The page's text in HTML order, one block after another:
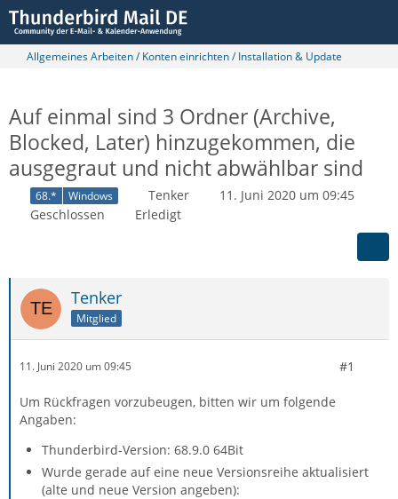
Allgemeines Arbeiten / Konten einrichten / Installation & Update
Auf einmal sind 3 Ordner (Archive,
Blocked, Later) hinzugekommen, die
ausgegraut und nicht abwählbar sind
68.* Windows Tenker
11. Juni 2020 um 09:45
Geschlossen
Erledigt
Tenker
Mitglied
11. Juni 2020 um 09:45 #1
Um Rückfragen vorzubeugen, bitten wir um folgende
Angaben:
Thunderbird-Version: 68.9.0 64Bit
Wurde gerade auf eine neue Versionsreihe aktualisiert
(alte und neue Version angeben):